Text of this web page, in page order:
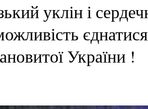
уклін і
України !